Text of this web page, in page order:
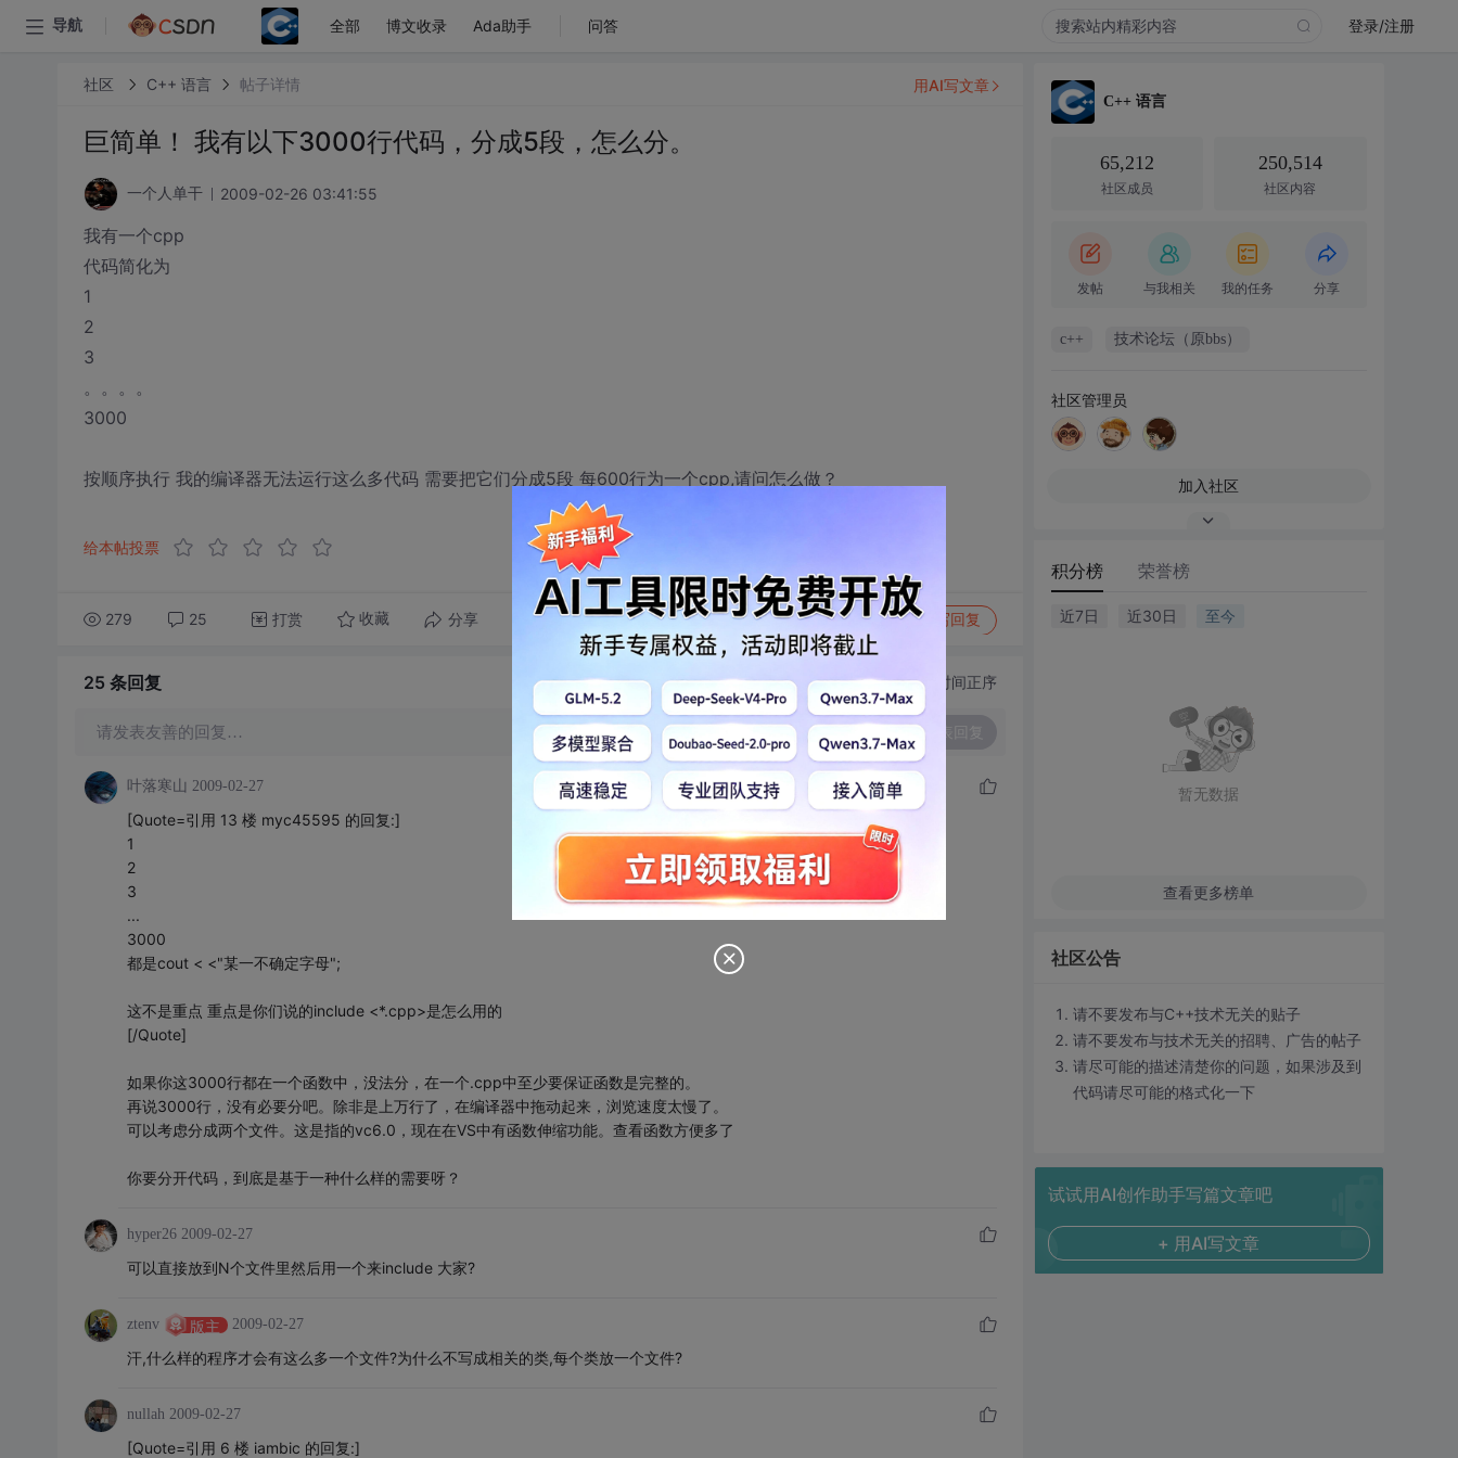
导航 全部 博文收录 Ada助手 问答 登录/注册
社区 C++ 语言 帖子详情
巨简单！ 我有以下3000行代码，分成5段，怎么分。
一个人单干 2009-02-26 03:41:55
我有一个cpp
代码简化为
1
2
3
。。。。
3000
按顺序执行 我的编译器无法运行这么多代码 需要把它们分成5段 每600行为一个cpp,请问怎么做？
给本帖投票
279 25 打赏 收藏 分享 转发到动态 举报 写回复
用AI写文章
25 条回复 切换为时间正序
请发表友善的回复… 发表回复
叶落寒山 2009-02-27
[Quote=引用 13 楼 myc45595 的回复:]
1
2
3
...
3000
都是cout < <"某一不确定字母";
这不是重点 重点是你们说的include <*.cpp>是怎么用的
[/Quote]
如果你这3000行都在一个函数中，没法分，在一个.cpp中至少要保证函数是完整的。
再说3000行，没有必要分吧。除非是上万行了，在编译器中拖动起来，浏览速度太慢了。
可以考虑分成两个文件。这是指的vc6.0，现在在VS中有函数伸缩功能。查看函数方便多了
你要分开代码，到底是基于一种什么样的需要呀？
hyper26 2009-02-27
可以直接放到N个文件里然后用一个来include 大家?
ztenv 版主 2009-02-27
汗,什么样的程序才会有这么多一个文件?为什么不写成相关的类,每个类放一个文件?
nullah 2009-02-27
[Quote=引用 6 楼 iambic 的回复:]
C++ 语言
65,212
社区成员
250,514
社区内容
发帖 与我相关 我的任务 分享
c++ 技术论坛（原bbs）
社区管理员
加入社区
积分榜 荣誉榜
近7日 近30日 至今
暂无数据
查看更多榜单
社区公告
请不要发布与C++技术无关的贴子
请不要发布与技术无关的招聘、广告的帖子
请尽可能的描述清楚你的问题，如果涉及到
代码请尽可能的格式化一下
试试用AI创作助手写篇文章吧
+ 用AI写文章